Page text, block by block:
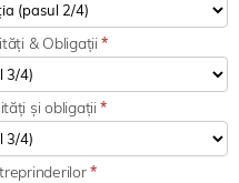
& Obligații*
și obligații*
*